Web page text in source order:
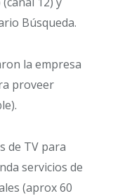
Búsqueda.
la empresa
proveer
de TV para
servicios de
(aprox 60